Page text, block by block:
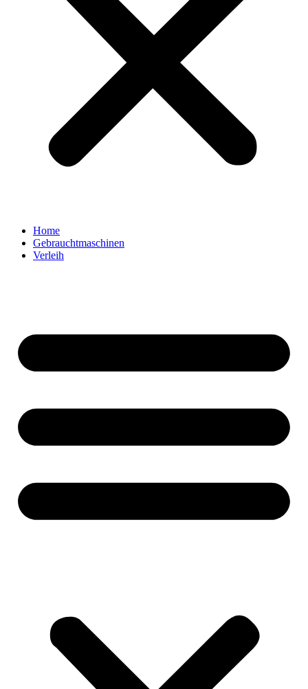
Home
Gebrauchtmaschinen
Verleih